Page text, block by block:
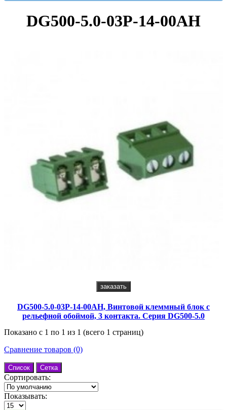
DG500-5.0-03P-14-00AH
заказать
DG500-5.0-03P-14-00AH, Винтовой клеммный блок c
рельефной обоймой, 3 контакта. Серия DG500-5.0
Показано с 1 по 1 из 1 (всего 1 страниц)
Сравнение товаров (0)
Список Сетка
Сортировать:
Показывать: